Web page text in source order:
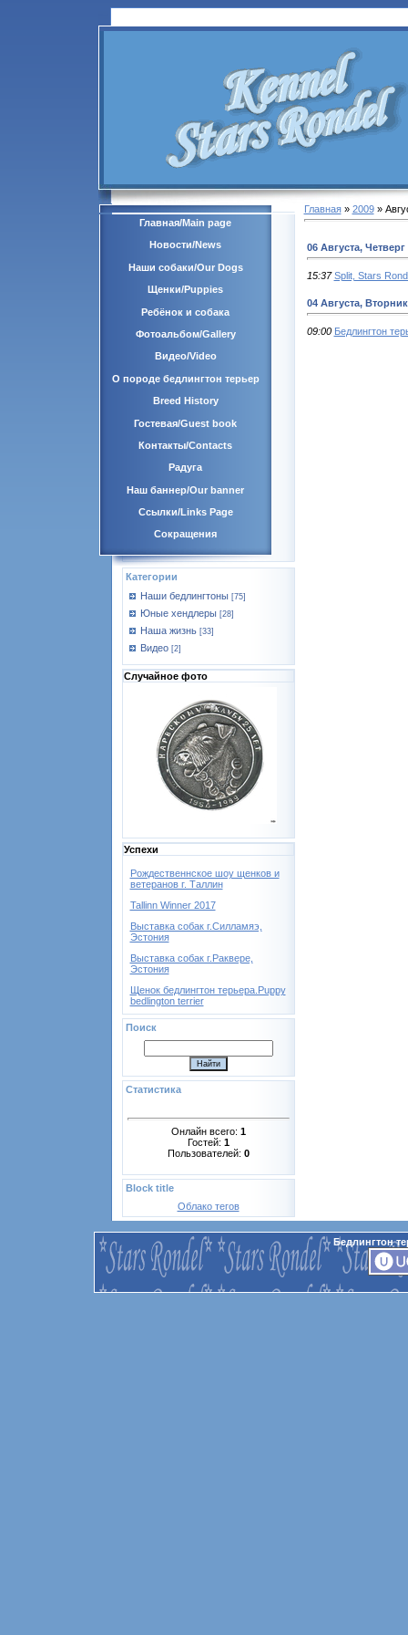
Главная/Main page
Новости/News
Наши собаки/Our Dogs
Щенки/Puppies
Ребёнок и собака
Фотоальбом/Gallery
Видео/Video
О породе бедлингтон терьер
Breed History
Гостевая/Guest book
Контакты/Contacts
Радуга
Наш баннер/Our banner
Ссылки/Links Page
Сокращения
Категории
Наши бедлингтоны [75]
Юные хендлеры [28]
Наша жизнь [33]
Видео [2]
Случайное фото
Успехи
Рождественнское шоу щенков и
ветеранов г. Таллин
Tallinn Winner 2017
Выставка собак г.Силламяэ,
Эстония
Выставка собак г.Раквере,
Эстония
Щенок бедлингтон терьера.Puppy
bedlington terrier
Поиск
Статистика
Онлайн всего: 1
Гостей: 1
Пользователей: 0
Block title
Облако тегов
Главная» 2009 »
06 Августа, Четверг
15:37 Split, Stars
04 Августа, Вторник
09:00 Бедлингтон
Бедлингтон